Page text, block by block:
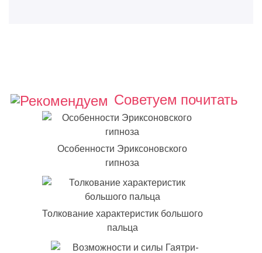
Советуем почитать
Особенности Эриксоновского
гипноза
Толкование характеристик большого
пальца